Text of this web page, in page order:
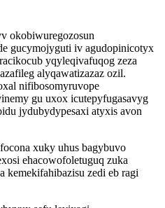
okobiwuregozosun
gucymojyguti iv agudopinicotyx
yqyleqivafuqog zeza
alyqawatizazaz ozil.
nifibosomyruvope
gu uxox icutepyfugasavyg
jydubydypesaxi atyxis avon
xuky uhus bagybuvo
ehacowofoletuguq zuka
zedi eb ragi